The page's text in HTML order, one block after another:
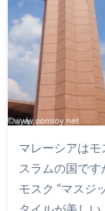
マレーシアは
スラムの国で
モスク “マスジ